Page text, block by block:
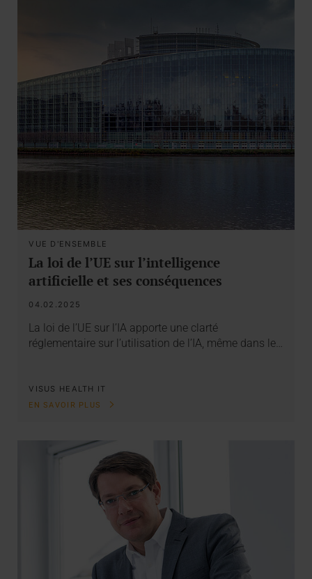
VUE D'ENSEMBLE
La loi de l’UE sur l’intelligence
artificielle et ses conséquences
04.02.2025
La loi de l’UE sur l’IA apporte une clarté
réglementaire sur l’utilisation de l’IA, même dans le…
VISUS HEALTH IT
EN SAVOIR PLUS